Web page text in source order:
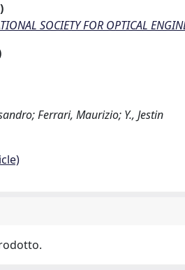
SOCIETY FOR OPTICAL
Ferrari, Maurizio; Y., Jestin